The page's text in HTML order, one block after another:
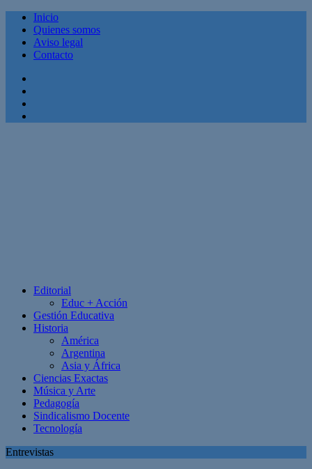
Inicio
Quienes somos
Aviso legal
Contacto
Editorial
Educ + Acción
Gestión Educativa
Historia
América
Argentina
Asia y África
Ciencias Exactas
Música y Arte
Pedagogía
Sindicalismo Docente
Tecnología
Entrevistas